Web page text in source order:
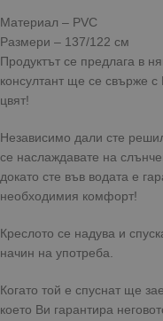
Материал – PVC
Размери – 137/122 см
Продуктът се предлага в
консултант ще се свърже
цвят!
Независимо дали сте
се наслаждавате на
докато сте във водата е
необходимия комфорт!
Креслото се надува и
начин на употреба.
Когато той е спуснат ще
което Ви гарантира